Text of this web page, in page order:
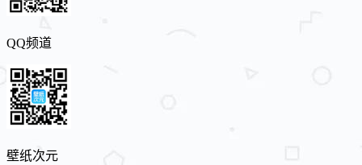
QQ频道
壁纸次元